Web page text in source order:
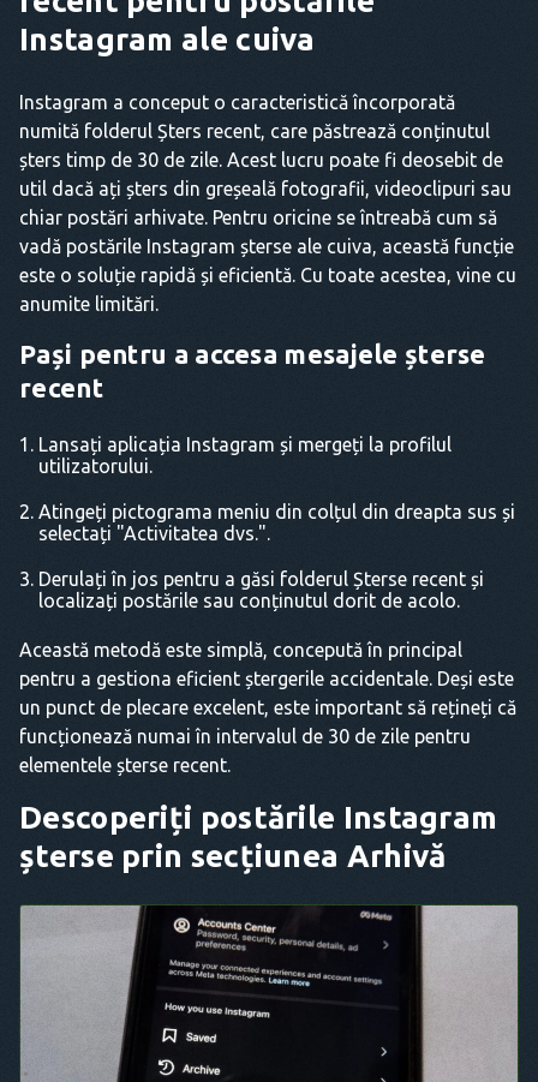
Instagram ale cuiva
Instagram a conceput o caracteristică încorporată
numită folderul Șters recent, care păstrează conținutul
șters timp de 30 de zile. Acest lucru poate fi deosebit de
util dacă ați șters din greșeală fotografii, videoclipuri sau
chiar postări arhivate. Pentru oricine se întreabă cum să
vadă postările Instagram șterse ale cuiva, această funcție
este o soluție rapidă și eficientă. Cu toate acestea, vine cu
anumite limitări.
Pași pentru a accesa mesajele șterse
recent
Lansați aplicația Instagram și mergeți la profilul
utilizatorului.
Atingeți pictograma meniu din colțul din dreapta sus și
selectați "Activitatea dvs.".
Derulați în jos pentru a găsi folderul Șterse recent și
localizați postările sau conținutul dorit de acolo.
Această metodă este simplă, concepută în principal
pentru a gestiona eficient ștergerile accidentale. Deși este
un punct de plecare excelent, este important să rețineți că
funcționează numai în intervalul de 30 de zile pentru
elementele șterse recent.
Descoperiți postările Instagram
șterse prin secțiunea Arhivă